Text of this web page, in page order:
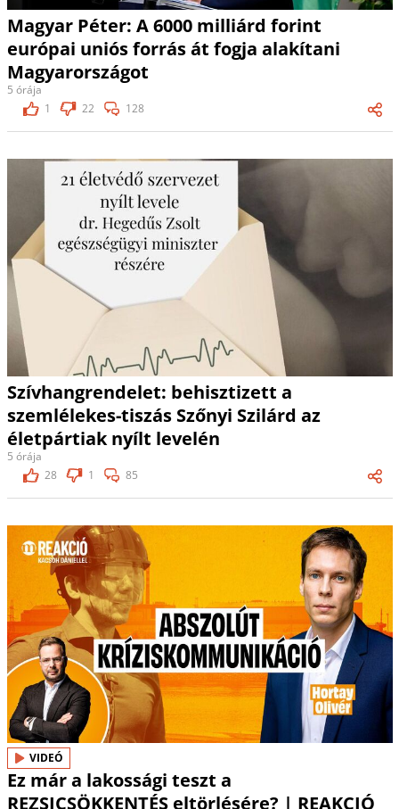
Magyar Péter: A 6000 milliárd forint
európai uniós forrás át fogja alakítani
Magyarországot
5 órája
1
22 128
Szívhangrendelet: behisztizett a
szemlélekes-tiszás Szőnyi Szilárd az
életpártiak nyílt levelén
5 órája
28
1 85
VIDEÓ
Ez már a lakossági teszt a
REZSICSÖKKENTÉS eltörlésére? | REAKCIÓ